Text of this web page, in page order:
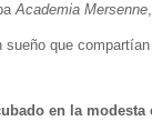
Academia Mersenne
sueño que
en la